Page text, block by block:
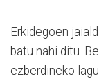
Erkidegoen
batu nahi ditu.
ezberdineko